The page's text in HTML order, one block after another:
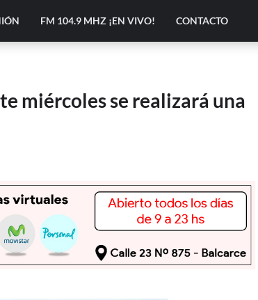
FM 104.9 MHZ ¡EN VIVO! CONTACTO
miércoles se realizará una